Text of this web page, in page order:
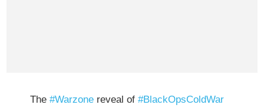
The#Warzone reveal of#BlackOpsColdWar